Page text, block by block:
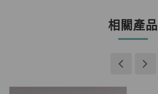
相關產品